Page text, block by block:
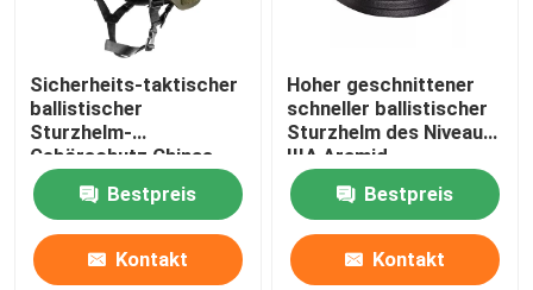
Sicherheits-taktischer
ballistischer
Sturzhelm-
Gehörschutz Chinas
Xinxing NIJ IIIA
Schwarz-MICH Airsoft
Bestpreis
Kontakt
Hoher geschnittener
schneller ballistischer
Sturzhelm des Niveau-
IIIA Aramid
kugelsicherer Militär-
USA-Standard
Bestpreis
Kontakt